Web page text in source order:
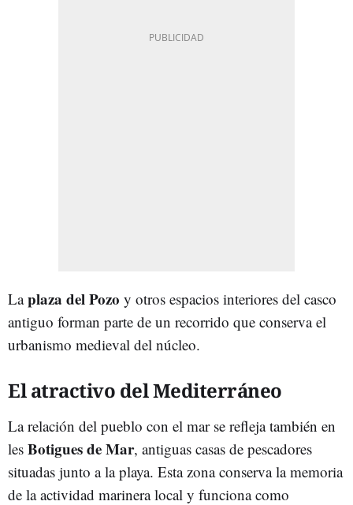
Laplaza del Pozo y otros espacios interiores del casco
antiguo forman parte de un recorrido que conserva el
urbanismo medieval del núcleo.
El atractivo del Mediterráneo
La relación del pueblo con el mar se refleja también en
les Botigues de Mar, antiguas casas de pescadores
situadas junto a la playa. Esta zona conserva la memoria
de la actividad marinera local y funciona como